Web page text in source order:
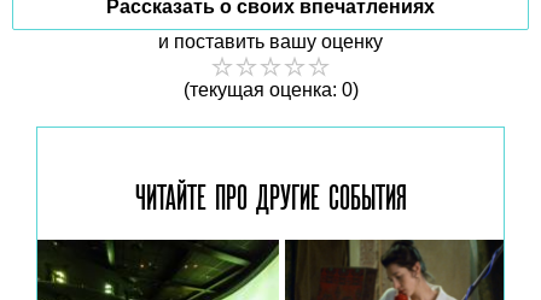
Рассказать о своих впечатлениях
и поставить вашу оценку
(текущая оценка: 0)
ЧИТАЙТЕ ПРО ДРУГИЕ СОБЫТИЯ